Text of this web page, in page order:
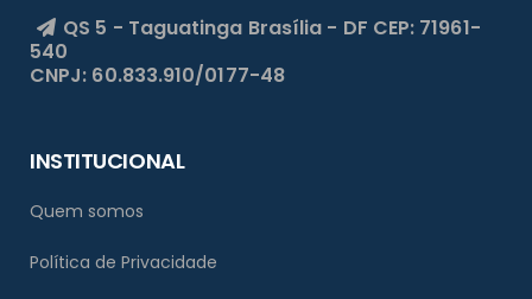
QS 5 - Taguatinga Brasília - DF CEP: 71961-
540
CNPJ: 60.833.910/0177-48
INSTITUCIONAL
Quem somos
Política de Privacidade